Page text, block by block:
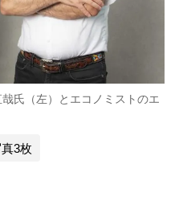
氏（左）とエコノミストのエ
3枚